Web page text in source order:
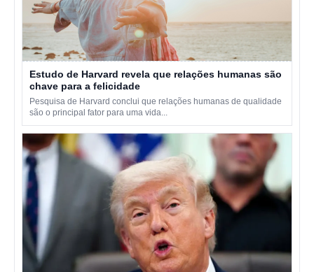
Estudo de Harvard revela que relações humanas são
chave para a felicidade
Pesquisa de Harvard conclui que relações humanas de qualidade
são o principal fator para uma vida...